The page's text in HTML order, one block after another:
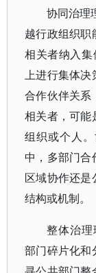
协同治理
越行政组织职
相关者纳入集
上进行集体决
合作伙伴关系
相关者，可能
组织或个人
中，多部门合
区域协作还是
结构或机制。
整体治
部门碎片化和